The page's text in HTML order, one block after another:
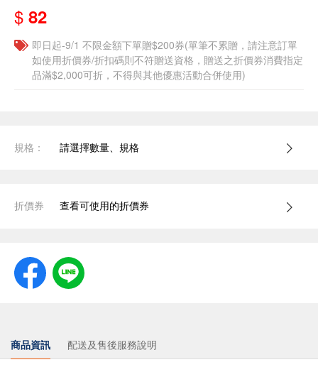
$ 82
即日起-9/1 不限金額下單贈$200券(單筆不累贈，請注意訂單
如使用折價券/折扣碼則不符贈送資格，贈送之折價券消費指定
品滿$2,000可折，不得與其他優惠活動合併使用)
規格： 請選擇數量、規格
折價券 查看可使用的折價券
商品資訊 配送及售後服務說明